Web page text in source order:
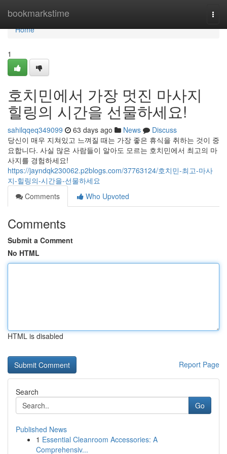
bookmarkstime
Home
Home
1
호치민에서 가장 멋진 마사지
힐링의 시간을 선물하세요!
sahilqqeq349099 63 days ago News
Discuss
당신이 매우 지쳐있고 느껴질 때는 가장 좋은 휴식을 취하는 것이 중
요합니다. 사실 많은 사람들이 알아도 모르는 호치민에서 최고의 마
사지를 경험하세요!
https://jayndqk230062.p2blogs.com/37763124/호치민-최고-마사
지-힐링의-시간을-선물하세요
Comments
Who Upvoted
Comments
Submit a Comment
No HTML
HTML is disabled
Report Page
Search
Go
Published News
1 Essential Cleanroom Accessories: A
Comprehensiv...